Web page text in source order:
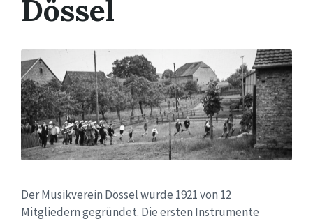
Dössel
Der Musikverein Dössel wurde 1921 von 12
Mitgliedern gegründet. Die ersten Instrumente